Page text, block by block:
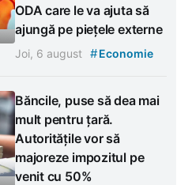
ODA care le va ajuta să
ajungă pe piețele externe
Joi, 6 august #Economie
Băncile, puse să dea mai
mult pentru țară.
Autoritățile vor să
majoreze impozitul pe
venit cu 50%